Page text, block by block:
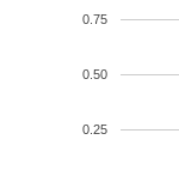
0.25
0.50
0.75